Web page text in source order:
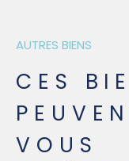
AUTRES BIENS
CES
VOUS